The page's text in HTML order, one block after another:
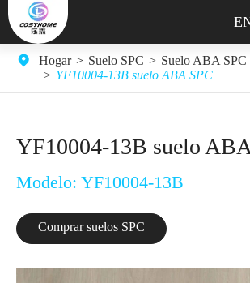
Hogar Suelo SPC
Suelo ABA SPC
YF10004-13B suelo ABA SPC
YF10004-13B suelo
Modelo: YF10004-13B
Comprar suelos SPC